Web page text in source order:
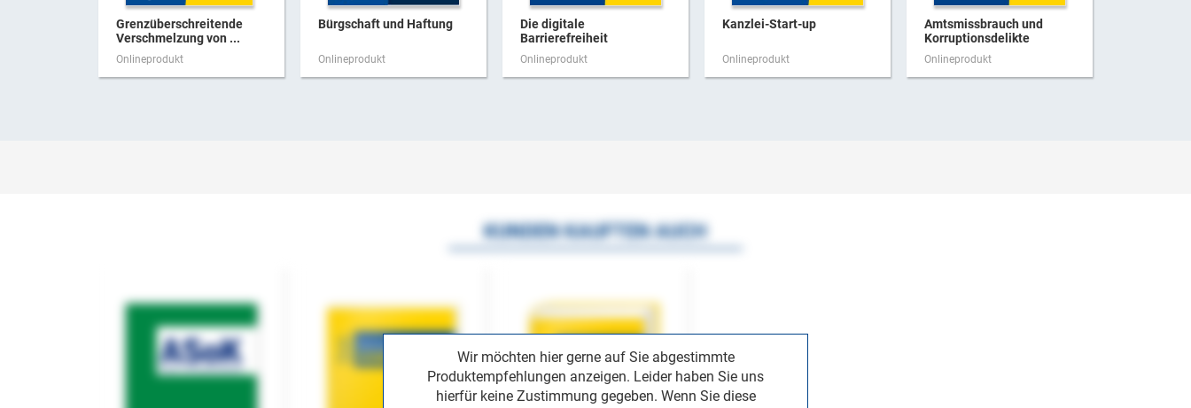
Grenzüberschreitende
Verschmelzung von ...
Onlineprodukt
Bürgschaft und Haftung
Onlineprodukt
Die digitale
Barrierefreiheit
Onlineprodukt
Kanzlei-Start-up
Onlineprodukt
Amtsmissbrauch und
Korruptionsdelikte
Onlineprodukt
Wir möchten hier gerne auf Sie abgestimmte
Produktempfehlungen anzeigen. Leider haben Sie uns
hierfür keine Zustimmung gegeben. Wenn Sie diese
KUNDEN KAUFTEN AUCH